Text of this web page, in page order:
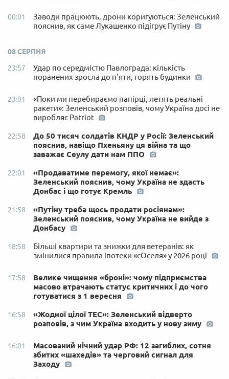
00:01
Заводи працюють, дрони коригуються: Зеленський
пояснив, як саме Лукашенко підігрує Путіну
08 СЕРПНЯ
23:57
Удар по середмістю Павлограда: кількість
поранених зросла до п'яти, горять будинки
23:01
«Поки ми перебираємо папірці, летять реальні
ракети»: Зеленський розповів, чому Україна досі не
виробляє Patriot
22:58
До 50 тисяч солдатів КНДР у Росії: Зеленський
пояснив, навіщо Пхеньяну ця війна та що
заважає Сеулу дати нам ППО
22:01
«Продаватиме перемогу, якої немає»:
Зеленський пояснив, чому Україна не здасть
Донбас і що готує Кремль
21:58
«Путіну треба щось продати росіянам»:
Зеленський пояснив, чому Україна не вийде з
Донбасу
18:58
Більші квартири та знижки для ветеранів: як
змінилися правила іпотеки «єОселя» у 2026 році
17:58
Велике чищення «броні»: чому підприємства
масово втрачають статус критичних і до чого
готуватися з 1 вересня
16:58
«Жодної цілої ТЕС»: Зеленський відверто
розповів, з чим Україна входить у нову зиму
16:01
Масований нічний удар РФ: 12 загиблих, сотня
збитих «шахедів» та черговий сигнал для
Заходу